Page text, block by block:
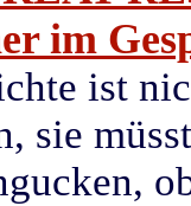
im
ist
sie